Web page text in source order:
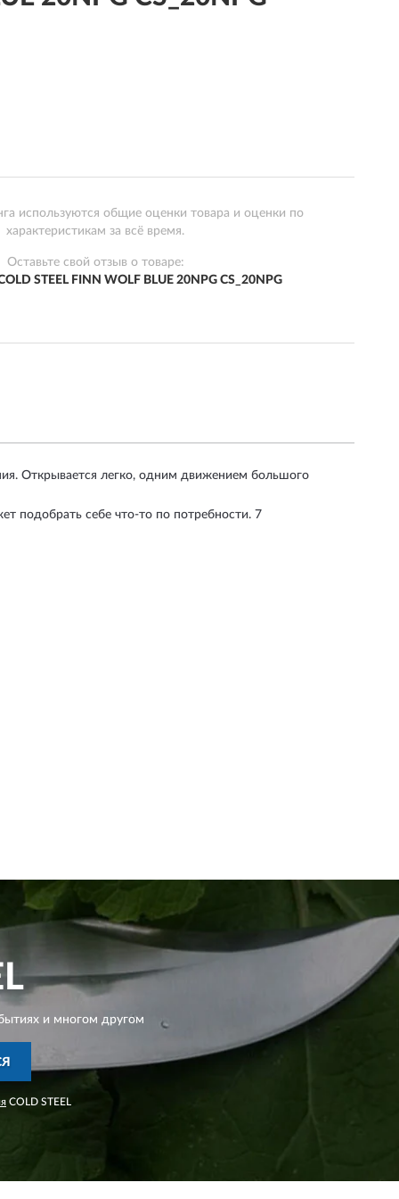
используются общие оценки товара и оценки по
характеристикам за всё время.
Оставьте свой отзыв о товаре:
STEEL FINN WOLF BLUE 20NPG CS_20NPG
Открывается легко, одним движением большого
подобрать себе что-то по потребности. 7
и многом другом
COLD STEEL